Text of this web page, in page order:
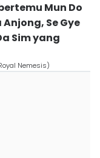
Mun Do
Se Gye
Sim yang
Nemesis)